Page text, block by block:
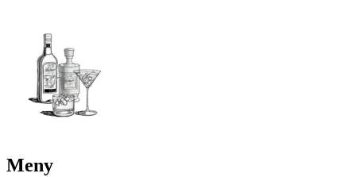
Meny